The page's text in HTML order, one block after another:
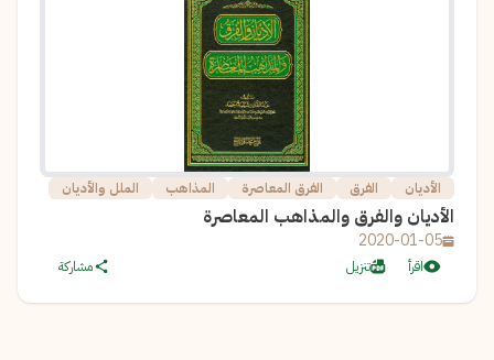
الأديان الفرق الفرق المعاصرة المذاهب الملل والأديان
الأديان والفرق والمذاهب المعاصرة
2020-01-05
اقرأ تنزيل مشاركة